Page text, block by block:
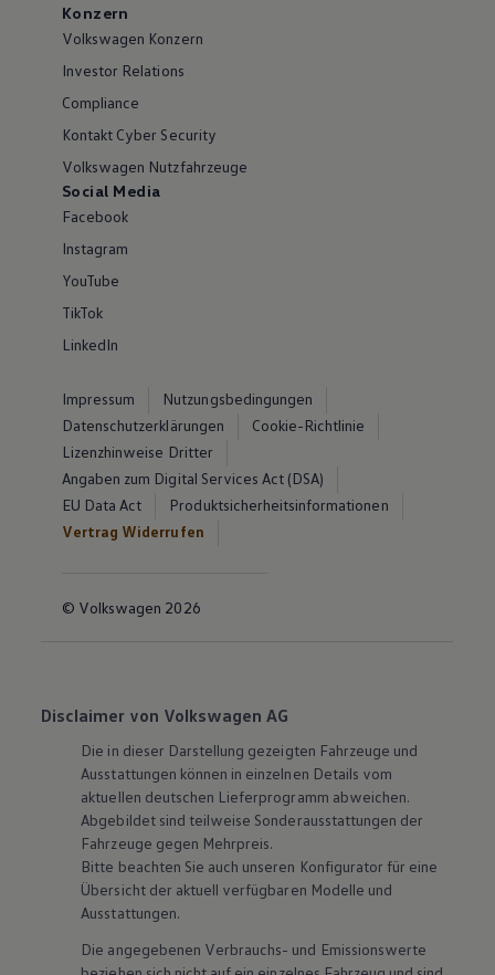
Konzern
Volkswagen Konzern
Investor Relations
Compliance
Kontakt Cyber Security
Volkswagen Nutzfahrzeuge
Social Media
Facebook
Instagram
YouTube
TikTok
LinkedIn
Impressum
Nutzungsbedingungen
Datenschutzerklärungen
Cookie-Richtlinie
Lizenzhinweise Dritter
Angaben zum Digital Services Act (DSA)
EU Data Act
Produktsicherheitsinformationen
Vertrag Widerrufen
© Volkswagen 2026
Disclaimer von Volkswagen AG
Die in dieser Darstellung gezeigten Fahrzeuge und
Ausstattungen können in einzelnen Details vom
aktuellen deutschen Lieferprogramm abweichen.
Abgebildet sind teilweise Sonderausstattungen der
Fahrzeuge gegen Mehrpreis.
Bitte beachten Sie auch unseren Konfigurator für eine
Übersicht der aktuell verfügbaren Modelle und
Ausstattungen.
Die angegebenen Verbrauchs- und Emissionswerte